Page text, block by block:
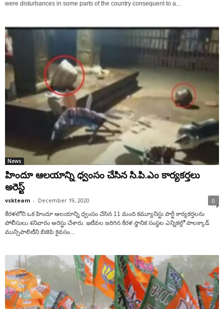
were disturbances in some parts of the country consequent to a...
News
హిందూ ఆలయాన్ని ధ్వంసం చేసిన సి.పి.ఎం కార్యకర్తలు
అరెస్ట్
vskteam - December 19, 2020 0
కేరళలోని ఒక హిందూ ఆలయాన్ని ధ్వంసం చేసిన 11 మంది కమ్యూనిస్టు పార్టీ కార్యకర్తలను
పోలీసులు శనివారం అరెస్టు చేశారు. ఇటీవల జరిగిన కేరళ స్థానిక సంస్థల ఎన్నికల్లో పాలక్కాడ్
మున్సిపాలిటీని బిజెపి కైవసం...